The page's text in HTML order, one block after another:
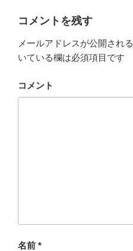
c
e
b
o
o
tt
er
ail
a
コメントを残す
メールアドレスが公開され
いている欄は必須項目です
コメント
名前 *